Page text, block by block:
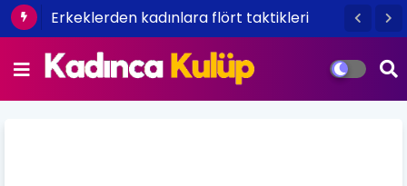
Erkeklerden kadınlara flört taktikleri